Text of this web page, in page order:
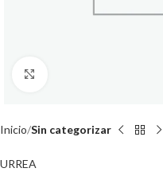
Inicio Sin categorizar
URREA